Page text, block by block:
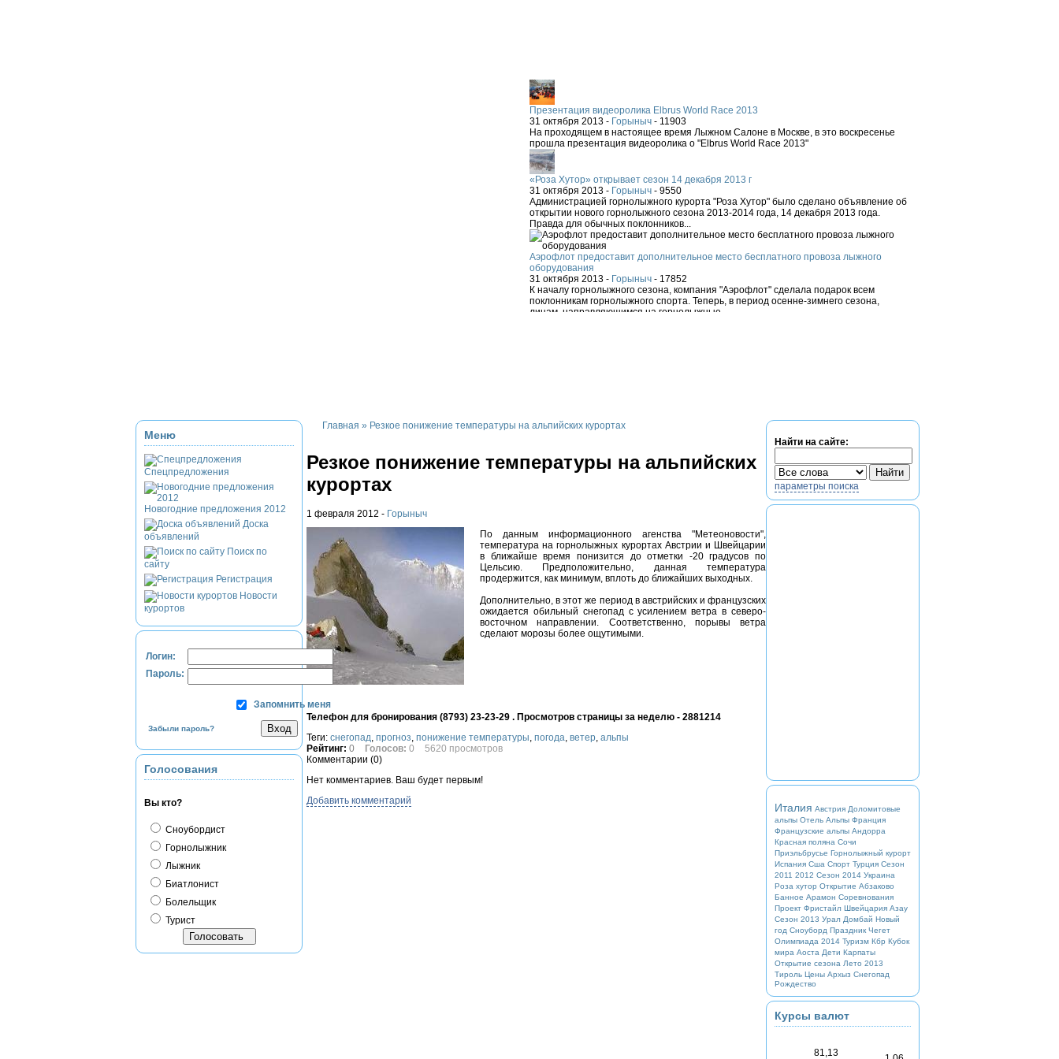
Презентация видеоролика Elbrus World Race 2013
31 октября 2013 - Горыныч - 11903
На проходящем в настоящее время Лыжном Салоне в Москве, в это воскресенье
прошла презентация видеоролика о "Elbrus World Race 2013"
«Роза Хутор» открывает сезон 14 декабря 2013 г
31 октября 2013 - Горыныч - 9550
Администрацией горнолыжного курорта "Роза Хутор" было сделано объявление об
открытии нового горнолыжного сезона 2013-2014 года, 14 декабря 2013 года.
Правда для обычных поклонников...
Аэрофлот предоставит дополнительное место бесплатного провоза лыжного
оборудования
31 октября 2013 - Горыныч - 17852
К началу горнолыжного сезона, компания "Аэрофлот" сделала подарок всем
поклонникам горнолыжного спорта. Теперь, в период осенне-зимнего сезона,
лицам, направляющимся на горнолыжные...
Меню
Спецпредложения
Новогодние предложения 2012
Доска
объявлений
Поиск по
сайту
Регистрация
Новости
курортов
Логин:
Пароль:
Запомнить меня
Забыли пароль?
Голосования
Вы кто?
Сноубордист
Горнолыжник
Лыжник
Биатлонист
Болельщик
Турист
Главная » Резкое понижение температуры на альпийских курортах
Резкое понижение температуры на альпийских
курортах
1 февраля 2012 - Горыныч
По данным информационного агенства "Метеоновости",
температура на горнолыжных курортах Австрии и Швейцарии
в ближайше время понизится до отметки -20 градусов по
Цельсию. Предположительно, данная температура
продержится, как минимум, вплоть до ближайших выходных.
Дополнительно, в этот же период в австрийских и французских
ожидается обильный снегопад с усилением ветра в северо-
восточном направлении. Соответственно, порывы ветра
сделают морозы более ощутимыми.
Телефон для бронирования (8793) 23-23-29 . Просмотров страницы за неделю - 2881214
Теги: снегопад, прогноз, понижение температуры, погода, ветер, альпы
Рейтинг: 0 Голосов: 0
5620 просмотров
Комментарии (0)
Нет комментариев. Ваш будет первым!
Добавить комментарий
Найти на сайте:
параметры поиска
Италия Австрия Доломитовые
альпы Отель Альпы Франция
Французские альпы Андорра
Красная поляна Сочи
Приэльбрусье Горнолыжный курорт
Испания Сша Спорт Турция Сезон
2011 2012 Сезон 2014 Украина
Роза хутор Открытие Абзаково
Банное Арамон Соревнования
Проект Фристайл Швейцария Азау
Сезон 2013 Урал Домбай Новый
год Сноуборд Праздник Чегет
Олимпиада 2014 Туризм Кбр Кубок
мира Аоста Дети Карпаты
Открытие сезона Лето 2013
Тироль Цены Архыз Снегопад
Рождество
Курсы валют
81,13